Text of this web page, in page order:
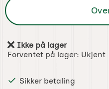
Produkttilgjengelighet:
Ikke på lager
Forventet på lager: Ukjent
Sikker betaling